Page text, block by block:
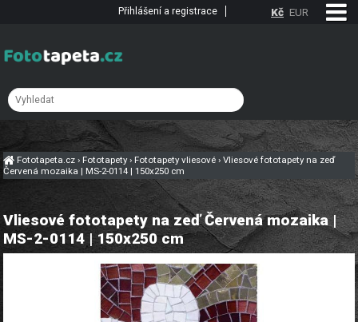
Fototapeta.cz› Fototapety› Fototapety vliesové ›Vliesové fototapety na zeď
Červená mozaika | MS-2-0114 | 150x250 cm
Vliesové fototapety na zeď Červená mozaika |
MS-2-0114 | 150x250 cm
Kč EUR
Přihlášení a registrace